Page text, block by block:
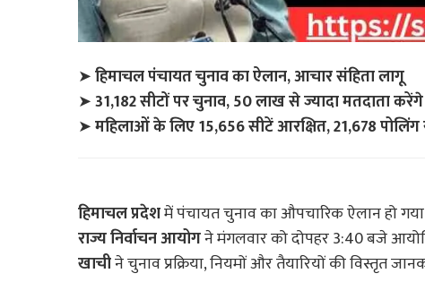
➤हिमाचल पंचायत चुनाव का ऐलान, आचार संहिता लागू
➤31,182 सीटों पर चुनाव, 50 लाख से ज्यादा मतदाता
➤महिलाओं के लिए 15,656 सीटें आरक्षित, 21,678
हिमाचल प्रदेशमें पंचायत चुनाव का औपचारिक ऐलान हो
राज्य निर्वाचन आयोगने मंगलवार को दोपहर 3:40 बजे
खाचीने चुनाव प्रक्रिया, नियमों और तैयारियों की विस्तृत